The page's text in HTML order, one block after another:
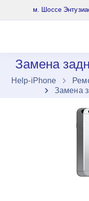
8 (903) 961-65-64
м. Шоссе
Замена
Нelp-iPhone
Замена